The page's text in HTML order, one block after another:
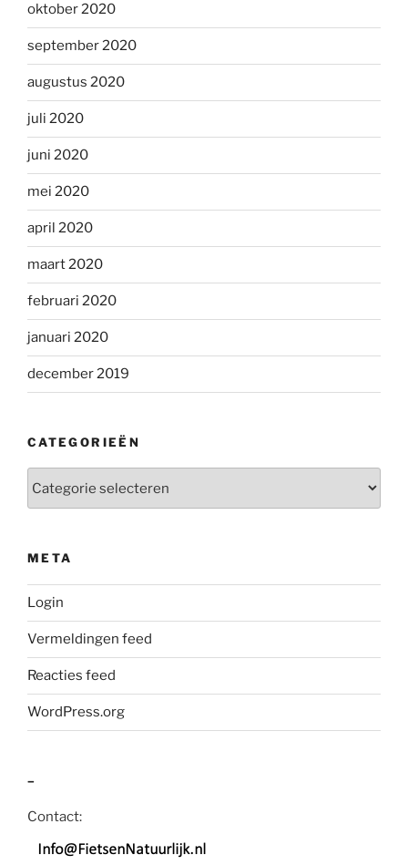
oktober 2020
september 2020
augustus 2020
juli 2020
juni 2020
mei 2020
april 2020
maart 2020
februari 2020
januari 2020
december 2019
CATEGORIEËN
META
Login
Vermeldingen feed
Reacties feed
WordPress.org
–
Contact: